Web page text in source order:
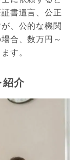
書遺言、公正
、公的な機関
合、数万円～
す。
紹介